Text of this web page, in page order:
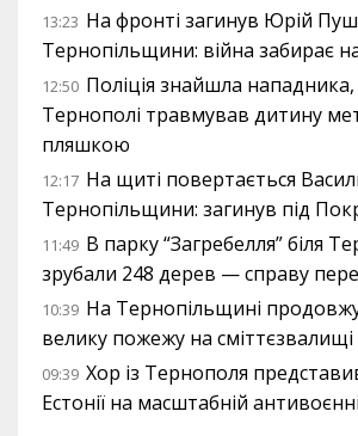
13:23 На фронті загинув Юрій
Тернопільщини: війна забирає
12:50 Поліція знайшла
Тернополі травмував дитину
пляшкою
12:17 На щиті повертається
Тернопільщини: загинув під
11:49 В парку “Загребелля” біля
зрубали 248 дерев — справу
10:39 На Тернопільщині
велику пожежу на сміттєзвалищі
09:39 Хор із Тернополя
Естонії на масштабній